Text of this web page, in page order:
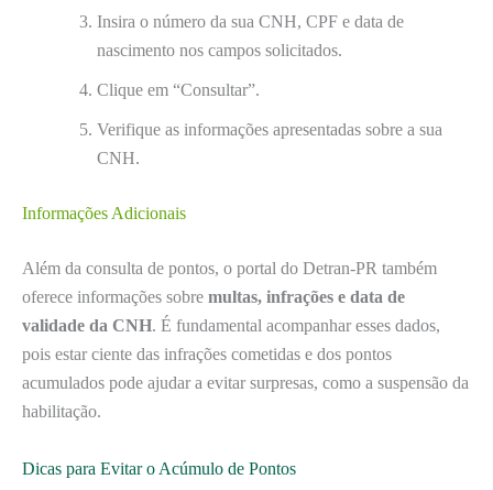
Insira o número da sua CNH, CPF e data de
nascimento nos campos solicitados.
Clique em “Consultar”.
Verifique as informações apresentadas sobre a sua
CNH.
Informações Adicionais
Além da consulta de pontos, o portal do Detran-PR também
oferece informações sobre multas, infrações e data de
validade da CNH. É fundamental acompanhar esses dados,
pois estar ciente das infrações cometidas e dos pontos
acumulados pode ajudar a evitar surpresas, como a suspensão da
habilitação.
Dicas para Evitar o Acúmulo de Pontos